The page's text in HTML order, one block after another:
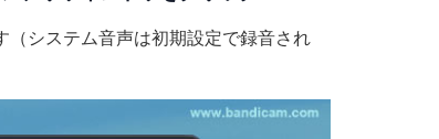
（システム音声は初期設定で録音され